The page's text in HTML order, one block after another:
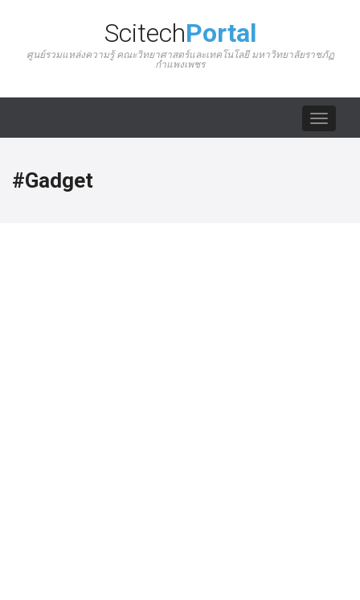
ScitechPortal
ศูนย์รวมแหล่งความรู้ คณะวิทยาศาสตร์และเทคโนโลยี มหาวิทยาลัยราชภัฏ
กำแพงเพชร
Toggle
#Gadget